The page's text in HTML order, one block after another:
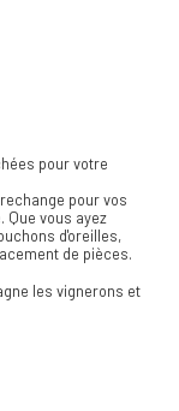
pour votre
pour vos
vous ayez
d'oreilles,
de pièces.
les vignerons et